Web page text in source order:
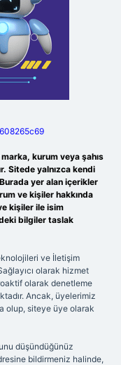
kurum veya şahıs
Sitede yalnızca kendi
Burada yer alan içerikler
ve kişiler hakkında
kişiler ile isim
bilgiler taslak
ve İletişim
olarak hizmet
olarak denetleme
Ancak, üyelerimiz
olup, siteye üye olarak
düşündüğünüz
bildirmeniz halinde,